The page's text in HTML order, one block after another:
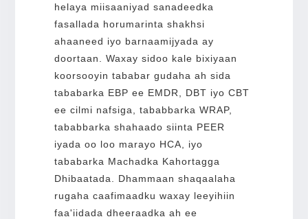
helaya miisaaniyad sanadeedka
fasallada horumarinta shakhsi
ahaaneed iyo barnaamijyada ay
doortaan. Waxay sidoo kale bixiyaan
koorsooyin tababar gudaha ah sida
tababarka EBP ee EMDR, DBT iyo CBT
ee cilmi nafsiga, tababbarka WRAP,
tababbarka shahaado siinta PEER
iyada oo loo marayo HCA, iyo
tababarka Machadka Kahortagga
Dhibaatada. Dhammaan shaqaalaha
rugaha caafimaadku waxay leeyihiin
faa'iidada dheeraadka ah ee